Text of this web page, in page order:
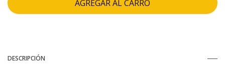
DESCRIPCIÓN